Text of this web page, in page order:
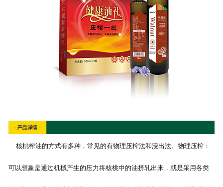
核桃榨油的方式有多种，常见的有物理压榨法和浸出法。物理压榨：
可以想象是通过机械产生的压力将核桃中的油挤轧出来，就是采用各类